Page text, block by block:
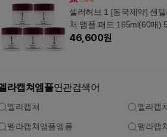
셀러허브 1 [동국제약] 센
처 앰플 패드 165ml(60매)
46,600원
라캡쳐엠플연관검색어
멜라캡쳐 멜라캡
멜라캡쳐앰플엠플 멜라캡